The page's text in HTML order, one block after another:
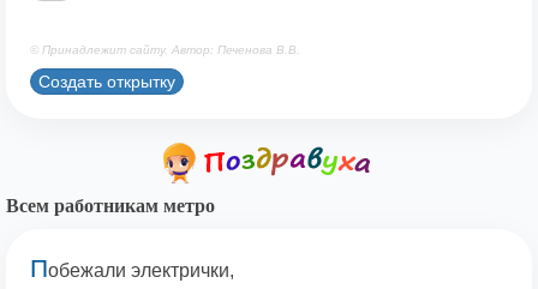
© Принадлежит сайту. Автор: Печенова В.В.
Создать открытку
Всем работникам метро
Побежали электрички,